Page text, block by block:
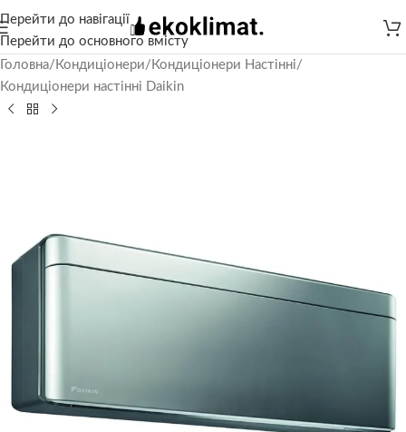
Перейти до навігації
Перейти до основного вмісту
Головна/ Кондиціонери/ Кондиціонери Настінні/
Кондиціонери настінні Daikin